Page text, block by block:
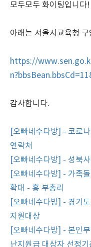
모두모두 화이팅입니다
아래는 서울시교육청
https://
감사합니다.
[오빠네수다방] - 코로
연락처
[오빠네수다방] - 성북
[오빠네수다방] - 가족
확대 - 홍 부총리
[오빠네수다방] - 경기
지원대상
[오빠네수다방] - 본인
난지원급 대상자 선정